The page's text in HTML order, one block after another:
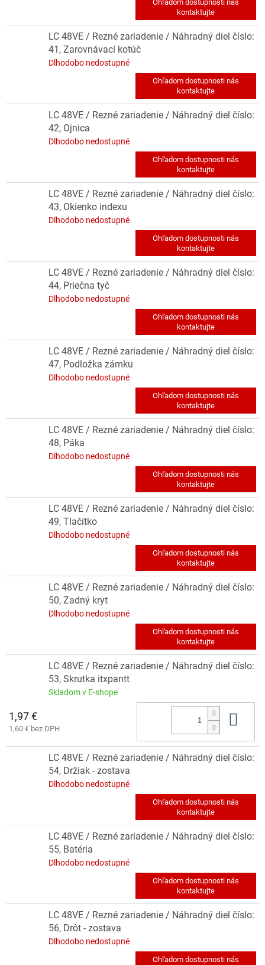
LC 48VE / Rezné zariadenie / Náhradný diel číslo:
41, Zarovnávací kotúč
Dlhodobo nedostupné
LC 48VE / Rezné zariadenie / Náhradný diel číslo:
42, Ojnica
Dlhodobo nedostupné
LC 48VE / Rezné zariadenie / Náhradný diel číslo:
43, Okienko indexu
Dlhodobo nedostupné
LC 48VE / Rezné zariadenie / Náhradný diel číslo:
44, Priečna tyč
Dlhodobo nedostupné
LC 48VE / Rezné zariadenie / Náhradný diel číslo:
47, Podložka zámku
Dlhodobo nedostupné
LC 48VE / Rezné zariadenie / Náhradný diel číslo:
48, Páka
Dlhodobo nedostupné
LC 48VE / Rezné zariadenie / Náhradný diel číslo:
49, Tlačítko
Dlhodobo nedostupné
LC 48VE / Rezné zariadenie / Náhradný diel číslo:
50, Zadný kryt
Dlhodobo nedostupné
LC 48VE / Rezné zariadenie / Náhradný diel číslo:
53, Skrutka itxpantt
Skladom v E-shope
1,97 €
1,60 € bez DPH
LC 48VE / Rezné zariadenie / Náhradný diel číslo:
54, Držiak - zostava
Dlhodobo nedostupné
LC 48VE / Rezné zariadenie / Náhradný diel číslo:
55, Batéria
Dlhodobo nedostupné
LC 48VE / Rezné zariadenie / Náhradný diel číslo:
56, Drôt - zostava
Dlhodobo nedostupné